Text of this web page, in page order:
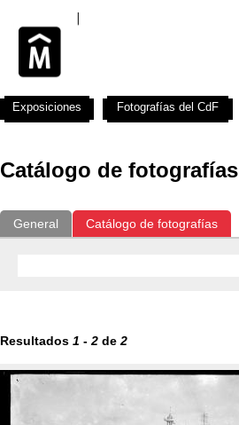
Catálogo de fotografías
General Catálogo de fotografías
Resultados 1 - 2 de 2
Exposiciones Fotografías del CdF